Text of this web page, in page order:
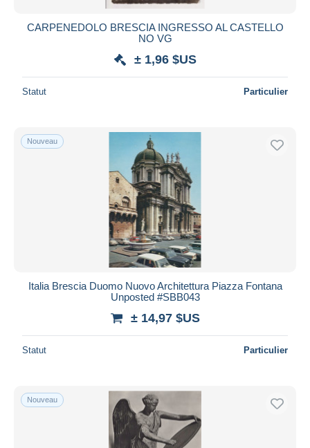
CARPENEDOLO BRESCIA INGRESSO AL CASTELLO
NO VG
± 1,96 $US
Statut Particulier
Nouveau
Italia Brescia Duomo Nuovo Architettura Piazza Fontana
Unposted #SBB043
± 14,97 $US
Statut Particulier
Nouveau